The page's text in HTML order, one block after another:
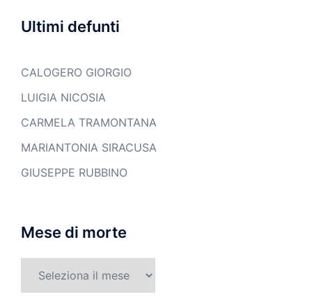
Ultimi defunti
CALOGERO GIORGIO
LUIGIA NICOSIA
CARMELA TRAMONTANA
MARIANTONIA SIRACUSA
GIUSEPPE RUBBINO
Mese di morte